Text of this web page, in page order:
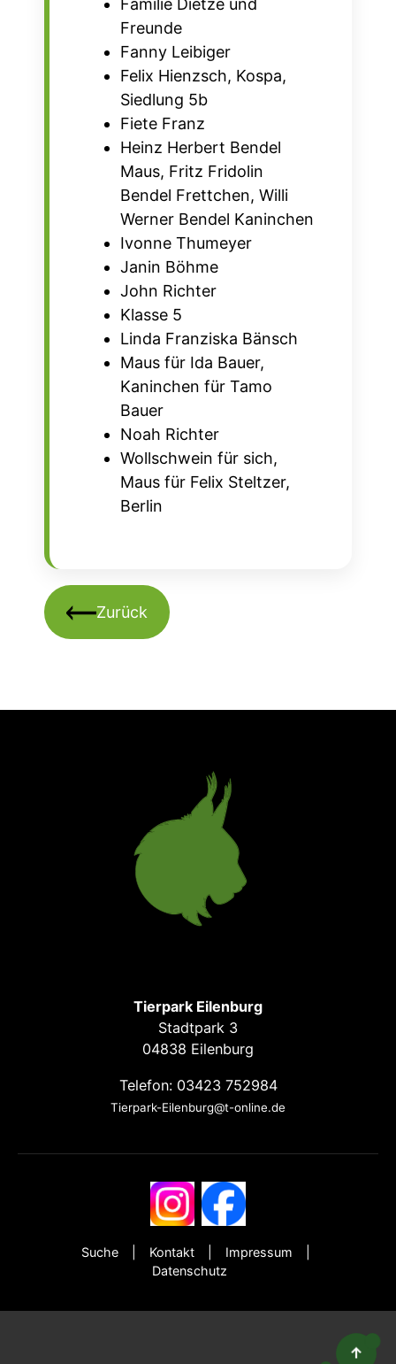
Familie Dietze und
Freunde
Fanny Leibiger
Felix Hienzsch, Kospa,
Siedlung 5b
Fiete Franz
Heinz Herbert Bendel
Maus, Fritz Fridolin
Bendel Frettchen, Willi
Werner Bendel Kaninchen
Ivonne Thumeyer
Janin Böhme
John Richter
Klasse 5
Linda Franziska Bänsch
Maus für Ida Bauer,
Kaninchen für Tamo
Bauer
Noah Richter
Wollschwein für sich,
Maus für Felix Steltzer,
Berlin
Zurück
Tierpark Eilenburg
Stadtpark 3
04838 Eilenburg
Telefon: 03423 752984
Tierpark-Eilenburg@t-online.de
Suche Kontakt
Impressum
Datenschutz
↑